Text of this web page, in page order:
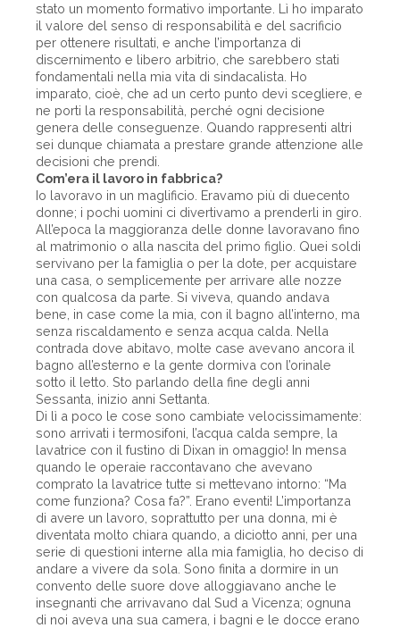
stato un momento formativo importante. Lì ho imparato
il valore del senso di responsabilità e del sacrificio
per ottenere risultati, e anche l’importanza di
discernimento e libero arbitrio, che sarebbero stati
fondamentali nella mia vita di sindacalista. Ho
imparato, cioè, che ad un certo punto devi scegliere, e
ne porti la responsabilità, perché ogni decisione
genera delle conseguenze. Quando rappresenti altri
sei dunque chiamata a prestare grande attenzione alle
decisioni che prendi.
Com’era il lavoro in fabbrica?
Io lavoravo in un maglificio. Eravamo più di duecento
donne; i pochi uomini ci divertivamo a prenderli in giro.
All’epoca la maggioranza delle donne lavoravano fino
al matrimonio o alla nascita del primo figlio. Quei soldi
servivano per la famiglia o per la dote, per acquistare
una casa, o semplicemente per arrivare alle nozze
con qualcosa da parte. Si viveva, quando andava
bene, in case come la mia, con il bagno all’interno, ma
senza riscaldamento e senza acqua calda. Nella
contrada dove abitavo, molte case avevano ancora il
bagno all’esterno e la gente dormiva con l’orinale
sotto il letto. Sto parlando della fine degli anni
Sessanta, inizio anni Settanta.
Di lì a poco le cose sono cambiate velocissimamente:
sono arrivati i termosifoni, l’acqua calda sempre, la
lavatrice con il fustino di Dixan in omaggio! In mensa
quando le operaie raccontavano che avevano
comprato la lavatrice tutte si mettevano intorno: “Ma
come funziona? Cosa fa?”. Erano eventi! L’importanza
di avere un lavoro, soprattutto per una donna, mi è
diventata molto chiara quando, a diciotto anni, per una
serie di questioni interne alla mia famiglia, ho deciso di
andare a vivere da sola. Sono finita a dormire in un
convento delle suore dove alloggiavano anche le
insegnanti che arrivavano dal Sud a Vicenza; ognuna
di noi aveva una sua camera, i bagni e le docce erano